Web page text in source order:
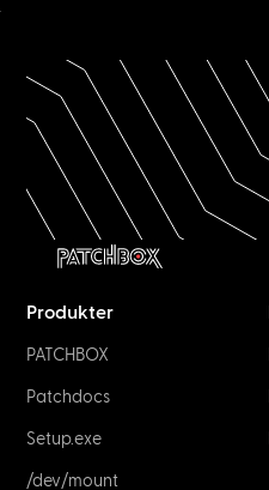
Produkter
PATCHBOX
Patchdocs
Setup.exe
/dev/mount